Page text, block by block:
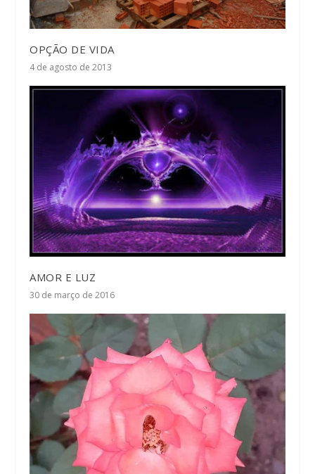
OPÇÃO DE VIDA
4 de agosto de 2013
AMOR E LUZ
30 de março de 2016